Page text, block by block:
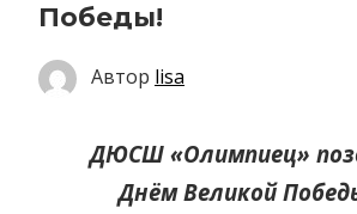
Победы!
Автор lisa
ДЮСШ «Олимпиец»
Днём Великой